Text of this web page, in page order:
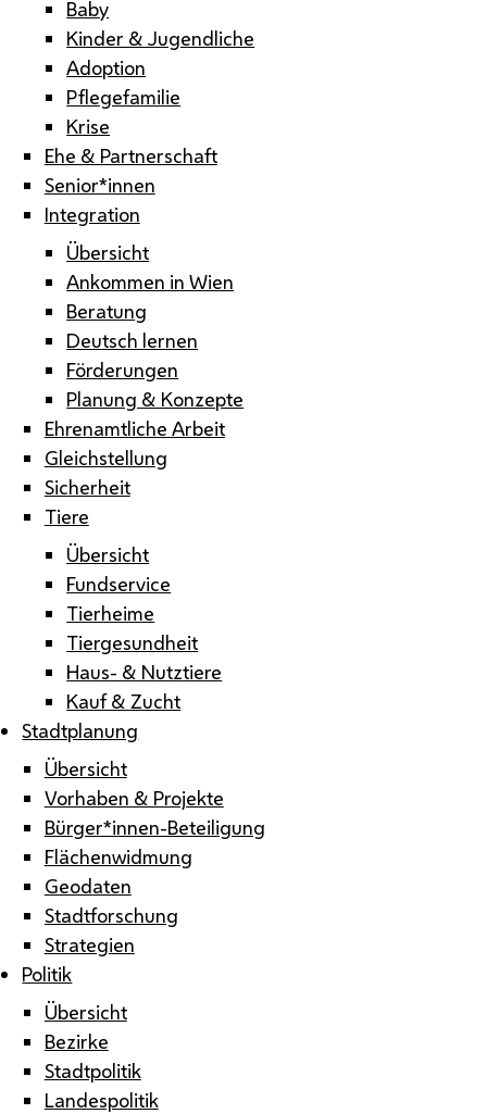
Baby
Kinder & Jugendliche
Adoption
Pflegefamilie
Krise
Ehe & Partnerschaft
Senior*innen
Integration
Übersicht
Ankommen in Wien
Beratung
Deutsch lernen
Förderungen
Planung & Konzepte
Ehrenamtliche Arbeit
Gleichstellung
Sicherheit
Tiere
Übersicht
Fundservice
Tierheime
Tiergesundheit
Haus- & Nutztiere
Kauf & Zucht
Stadtplanung
Übersicht
Vorhaben & Projekte
Bürger*innen-Beteiligung
Flächenwidmung
Geodaten
Stadtforschung
Strategien
Politik
Übersicht
Bezirke
Stadtpolitik
Landespolitik